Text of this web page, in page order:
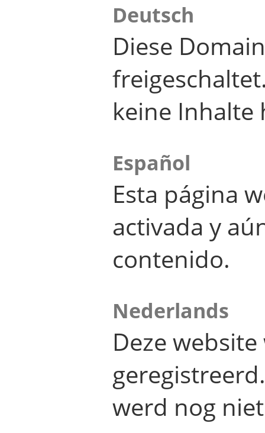
Deutsch
Diese
keine Inhalte
Español
Esta página
activada y
contenido.
Nederlands
Deze
werd nog